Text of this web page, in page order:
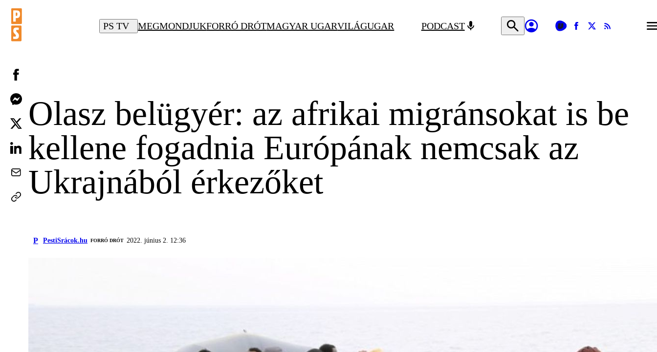
PS TV MEGMONDJUKFORRÓ DRÓTMAGYAR UGARVILÁGUGAR PODCAST
Olasz belügyér: az afrikai migránsokat is be
kellene fogadnia Európának nemcsak az
Ukrajnából érkezőket
P PestiSrácok.hu FORRÓ DRÓT 2022. június 2. 12:36